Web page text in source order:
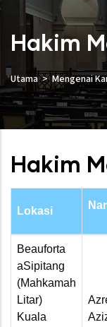
Hakim
Utama Mengenai
Hakim
Lokasi
Beauforta
aSipitang
(Mahkamah
Litar)
Kuala